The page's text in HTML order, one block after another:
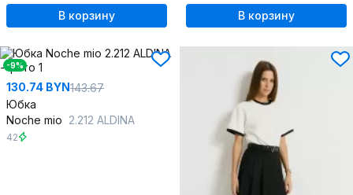
В корзину В корзину
-9%
130.74 BYN143.67
Юбка
Noche mio 2.212 ALDINA
42